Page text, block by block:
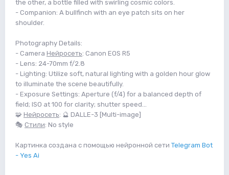
the other, a bottle filled with swirling cosmic colors.
- Companion: A bullfinch with an eye patch sits on her
shoulder.
Photography Details:
- Camera Нейросеть: Canon EOS R5
- Lens: 24-70mm f/2.8
- Lighting: Utilize soft, natural lighting with a golden hour glow
to illuminate the scene beautifully.
- Exposure Settings: Aperture (f/4) for a balanced depth of
field; ISO at 100 for clarity; shutter speed...
🧩 Нейросеть: 🔮 DALLE-3 [Multi-image]
🎭 Стили: No style
Картинка создана с помощью нейронной сети Telegram Bot
- Yes Ai